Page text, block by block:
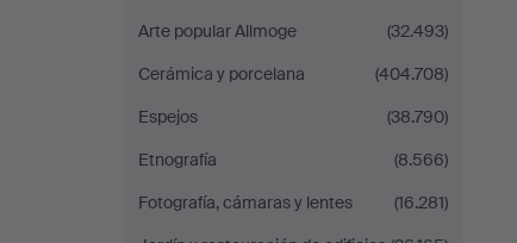
Arte popular Allmoge
(32.493)
Cerámica y porcelana
(404.708)
Espejos
(38.790)
Etnografía
(8.566)
Fotografía, cámaras y lentes
(16.281)